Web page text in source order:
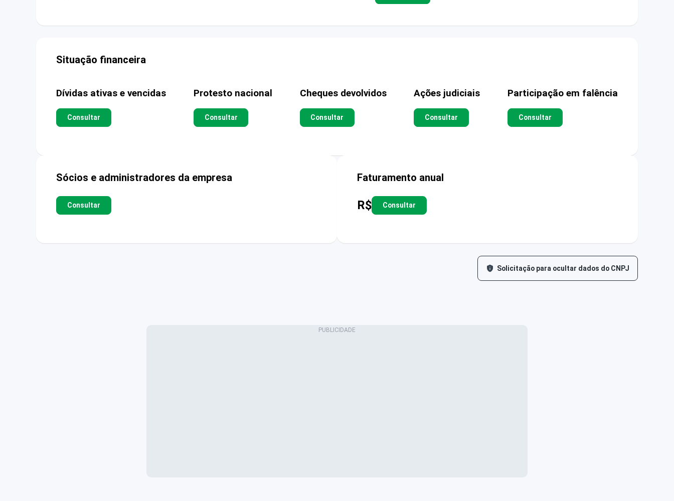
Situação financeira
Dívidas ativas e vencidas
Consultar
Protesto nacional
Consultar
Cheques devolvidos
Consultar
Ações judiciais
Consultar
Participação em falência
Consultar
Sócios e administradores da empresa
Consultar
Faturamento anual
R$ Consultar
Solicitação para ocultar dados do CNPJ